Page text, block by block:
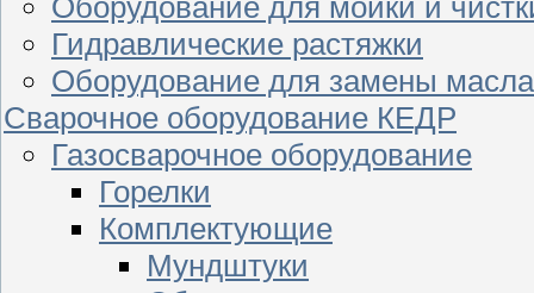
Гидравлические растяжки
Оборудование для замены масла
Сварочное оборудование КЕДР
Газосварочное оборудование
Горелки
Комплектующие
Мундштуки